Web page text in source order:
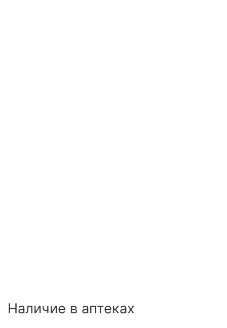
Наличие в аптеках